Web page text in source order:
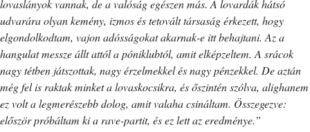
lovaslányok vannak, de a valóság egészen más. A lovardák hátsó
udvarára olyan kemény, izmos és tetovált társaság érkezett, hogy
elgondolkodtam, vajon adósságokat akarnak-e itt behajtani. Az a
hangulat messze állt attól a póniklubtól, amit elképzeltem. A srácok
nagy tétben játszottak, nagy érzelmekkel és nagy pénzekkel. De aztán
még fel is raktak minket a lovaskocsikra, és őszintén szólva, alighanem
ez volt a legmerészebb dolog, amit valaha csináltam. Összegezve:
először próbáltam ki a rave-partit, és ez lett az eredménye.”